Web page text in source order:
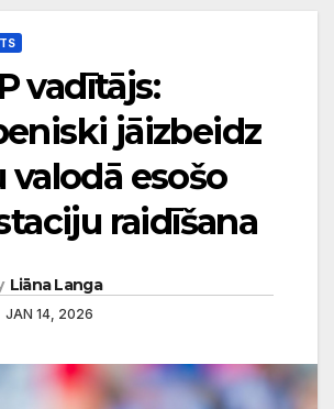
vadītājs:
jāizbeidz
valodā esošo
raidīšana
Liāna Langa
JAN 14, 2026